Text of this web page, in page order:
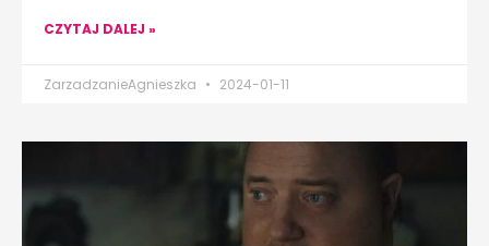
CZYTAJ DALEJ »
ZarzadzanieAgnieszka 2024-01-11